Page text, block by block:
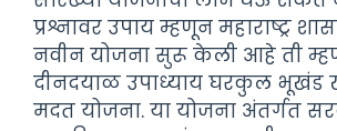
प्रश्नावर उपाय म्हणून महाराष्ट्र
नवीन योजना सुरू केली आहे ती
दीनदयाळ उपाध्याय घरकुल भूखंड
मदत योजना. या योजना अंतर्गत